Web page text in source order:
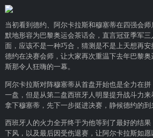
当初看到德约、阿尔卡拉斯和穆塞蒂在四强会
默地形容为巴黎奥运会茶话会，直言冠亚季军
面，应该不是一种巧合，猜测是不是上天想再
德约在决赛会师，让大家再次重温下去年巴黎
斯那令人狂嗨的一幕。
阿尔卡拉斯对阵穆塞蒂从首盘开始也是全力在
一盘，但是从第二盘西班牙人明显提升战斗力
拿下穆塞蒂，先下一步挺进决赛，静候德约的到
西班牙人的火力全开终于为他等到了最好的结
下风，以及最后因受伤退赛，让阿尔卡拉斯如愿